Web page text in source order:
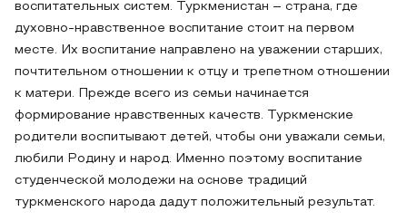
воспитательных систем. Туркменистан – страна, где
духовно-нравственное воспитание стоит на первом
месте. Их воспитание направлено на уважении старших,
почтительном отношении к отцу и трепетном отношении
к матери. Прежде всего из семьи начинается
формирование нравственных качеств. Туркменские
родители воспитывают детей, чтобы они уважали семьи,
любили Родину и народ. Именно поэтому воспитание
студенческой молодежи на основе традиций
туркменского народа дадут положительный результат.